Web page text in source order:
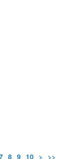
8 9 10 > >>